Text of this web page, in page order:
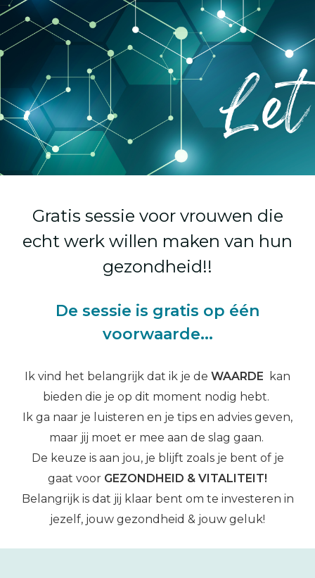
Gratis sessie voor vrouwen die
echt werk willen maken van hun
gezondheid!!
De sessie is gratis op één
voorwaarde...
Ik vind het belangrijk dat ik je de WAARDE kan
bieden die je op dit moment nodig hebt.
Ik ga naar je luisteren en je tips en advies geven,
maar jij moet er mee aan de slag gaan.
De keuze is aan jou, je blijft zoals je bent of je
gaat voor GEZONDHEID & VITALITEIT!
Belangrijk is dat jij klaar bent om te investeren in
jezelf, jouw gezondheid & jouw geluk!